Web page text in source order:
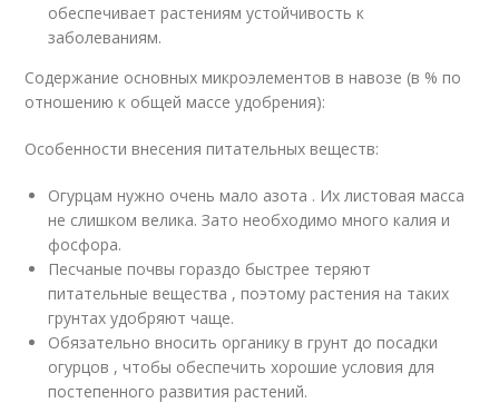
обеспечивает растениям устойчивость к
заболеваниям.
Содержание основных микроэлементов в навозе (в % по
отношению к общей массе удобрения):
Особенности внесения питательных веществ:
Огурцам нужно очень мало азота . Их листовая масса
не слишком велика. Зато необходимо много калия и
фосфора.
Песчаные почвы гораздо быстрее теряют
питательные вещества , поэтому растения на таких
грунтах удобряют чаще.
Обязательно вносить органику в грунт до посадки
огурцов , чтобы обеспечить хорошие условия для
постепенного развития растений.